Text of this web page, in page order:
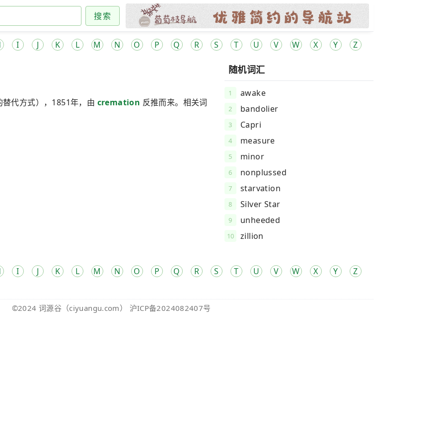
搜索
I J K L M N O P Q R S T U V W X Y Z
代方式），1851年，由 cremation 反推而来。相关词
随机词汇
1 awake
2 bandolier
3 Capri
4 measure
5 minor
6 nonplussed
7 starvation
8 Silver Star
9 unheeded
10 zillion
I J K L M N O P Q R S T U V W X Y Z
©2024 词源谷 （ciyuangu.com） 沪ICP备2024082407号